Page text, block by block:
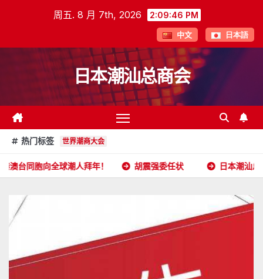
周五. 8 月 7th, 2026 2:09:48 PM
中文 日本語
日本潮汕总商会
热门标签 世界潮商大会
潮人拜年！ 胡震强委任状 日本潮汕总商会开放申请